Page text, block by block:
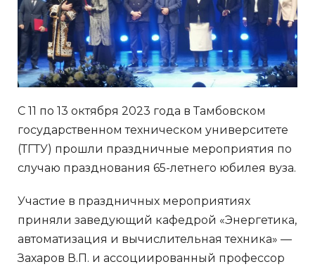
С 11 по 13 октября 2023 года в Тамбовском
государственном техническом университете
(ТГТУ) прошли праздничные мероприятия по
случаю празднования 65-летнего юбилея вуза.
Участие в праздничных мероприятиях
приняли заведующий кафедрой «Энергетика,
автоматизация и вычислительная техника» —
Захаров В.П. и ассоциированный профессор